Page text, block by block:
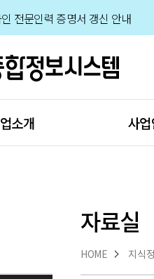
전문인력 증명서 갱신 안내
분야 전문가 인력풀 상시 모집
소개 사
자료실
HOME 지식